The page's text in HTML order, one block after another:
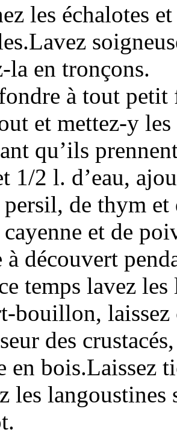
les échalotes
la en tronçons.
à tout petit
et mettez-y les
qu’ils
1/2 l. d’eau,
persil, de thym
cayenne et de
découvert
temps lavez
bouillon,
des
en bois.Laissez
les